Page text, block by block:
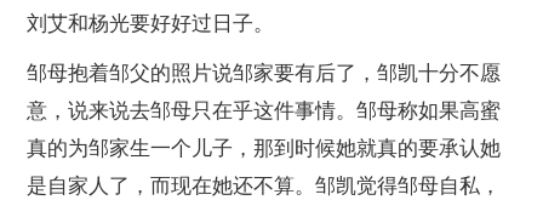
刘艾和杨光要好好过日子。
邹母抱着邹父的照片说邹家要有后了，邹凯十分不愿
意，说来说去邹母只在乎这件事情。邹母称如果高蜜
真的为邹家生一个儿子，那到时候她就真的要承认她
是自家人了，而现在她还不算。邹凯觉得邹母自私，